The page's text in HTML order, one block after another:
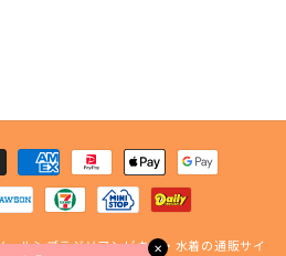
ル＞ブラジリアンビキニ・水着の通販サイ
✕